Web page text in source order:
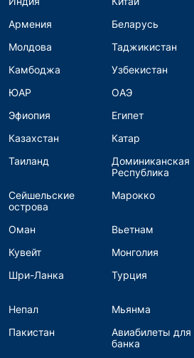
Армения
Беларусь
Молдова
Таджикистан
Камбоджа
Узбекистан
ЮАР
ОАЭ
Эфиопия
Египет
Казахстан
Катар
Таиланд
Доминиканская
Республика
Сейшельские
острова
Марокко
Оман Вьетнам
Кувейт
Монголия
Шри-Ланка
Турция
Непал
Мьянма
Пакистан
Авиабилеты для
банка